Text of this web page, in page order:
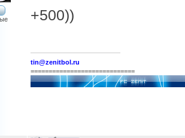
+500))
tin@zenitbol.ru
=============================